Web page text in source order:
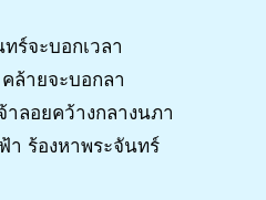
ร์จะบอกเวลา
ล้ายจะบอกลา
าลอยคว้างกลางนภา
า ร้องหาพระจันทร์